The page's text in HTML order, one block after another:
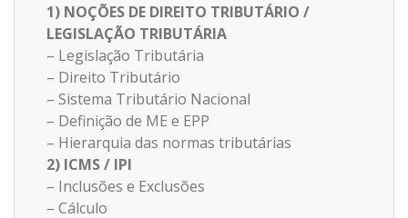
1) NOÇÕES DE DIREITO TRIBUTÁRIO /
LEGISLAÇÃO TRIBUTÁRIA
– Legislação Tributária
– Direito Tributário
– Sistema Tributário Nacional
– Definição de ME e EPP
– Hierarquia das normas tributárias
2) ICMS / IPI
– Inclusões e Exclusões
– Cálculo